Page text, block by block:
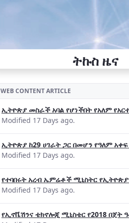
ትኩስ ዜና
WEB CONTENT ARTICLE
ኢትዮጵያ መስራች አባል የሆነችበት የአለም
Modified 17 Days ago.
ኢትዮጵያ ከ29 ሀገራት ጋር በመሆን የዓለም
Modified 17 Days ago.
የተባበሩት አረብ ኤምሬቶች ሚኒስትር
Modified 17 Days ago.
የኢኖቬሽንና ቴክኖሎጂ ሚኒስቴር የ2018 በጀት